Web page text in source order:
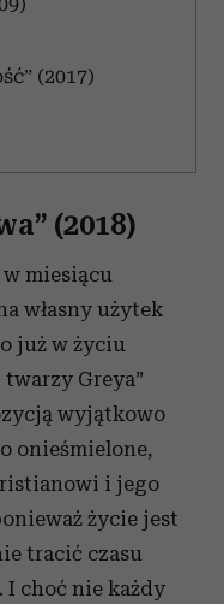
(2017)
(2018)
miesiącu
własny użytek
już w życiu
twarzy Greya”
wyjątkowo
onieśmielone,
i jego
życie jest
tracić czasu
I choć nie każdy